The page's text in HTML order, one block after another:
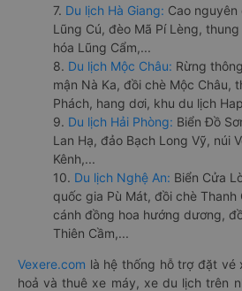
7. Du lịch Hà Giang: Cao
Lũng Cú, đèo Mã Pí Lèng,
hóa Lũng Cẩm,...
8. Du lịch Mộc Châu: Rừng
mận Nà Ka, đồi chè Mộc Châu,
Phách, hang dơi, khu du lịch
9. Du lịch Hải Phòng: Biển Đồ
Lan Hạ, đảo Bạch Long Vỹ, núi
Kênh,...
10. Du lịch Nghệ An: Biển Cửa
quốc gia Pù Mát, đồi chè
cánh đồng hoa hướng dương,
Thiên Cầm,...
Vexere.com là hệ thống hỗ trợ đặt vé
hoả và thuê xe máy, xe du lịch trên